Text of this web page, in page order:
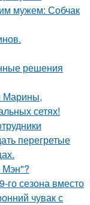
мужем: Собчак
решения
Марины,
сетях!
перегретые
Мэн"?
го сезона вместо
чувак с